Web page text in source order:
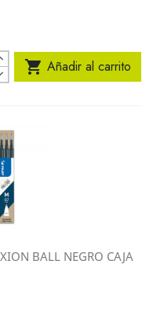
 Añadir al carrito
BALL NEGRO CAJA